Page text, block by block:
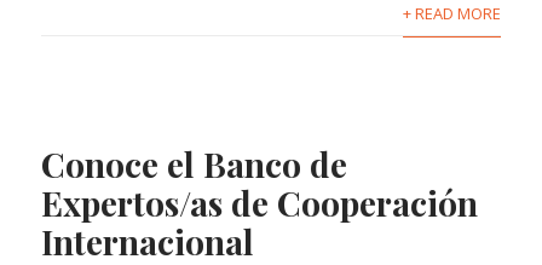
+ READ MORE
Conoce el Banco de
Expertos/as de Cooperación
Internacional